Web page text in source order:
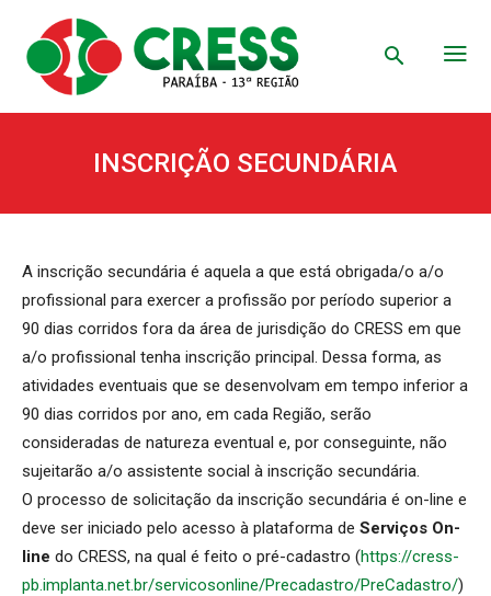
INSCRIÇÃO SECUNDÁRIA
A inscrição secundária é aquela a que está obrigada/o a/o
profissional para exercer a profissão por período superior a
90 dias corridos fora da área de jurisdição do CRESS em que
a/o profissional tenha inscrição principal. Dessa forma, as
atividades eventuais que se desenvolvam em tempo inferior a
90 dias corridos por ano, em cada Região, serão
consideradas de natureza eventual e, por conseguinte, não
sujeitarão a/o assistente social à inscrição secundária.
O processo de solicitação da inscrição secundária é on-line e
deve ser iniciado pelo acesso à plataforma de Serviços On-
line do CRESS, na qual é feito o pré-cadastro (https://cress-
pb.implanta.net.br/servicosonline/Precadastro/PreCadastro/)